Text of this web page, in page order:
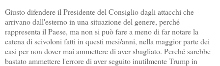
Giusto difendere il Presidente del Consiglio dagli attacchi che
arrivano dall'esterno in una situazione del genere, perché
rappresenta il Paese, ma non si può fare a meno di far notare la
catena di scivoloni fatti in questi mesi/anni, nella maggior parte dei
casi per non dover mai ammettere di aver sbagliato. Perché sarebbe
bastato ammettere l'errore di aver seguito inutilmente Trump in